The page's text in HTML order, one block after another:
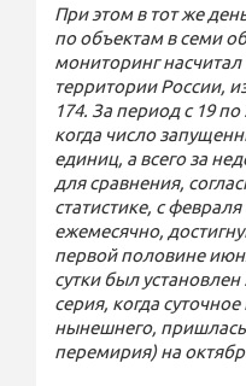
При этом в тот же
по объектам в семи
мониторинг
территории России,
174. За период с 19
когда число
единиц, а всего за
для сравнения,
статистике, с
ежемесячно,
первой половине
сутки был
серия, когда
нынешнего,
перемирия) на